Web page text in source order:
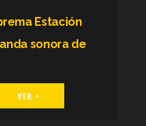
Estación
sonora de
VER +